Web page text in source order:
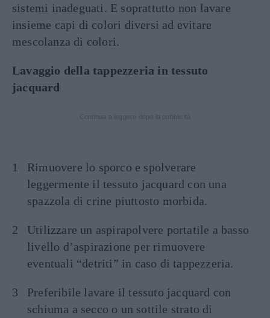
sistemi inadeguati. E soprattutto non lavare
insieme capi di colori diversi ad evitare
mescolanza di colori.
Lavaggio della tappezzeria in tessuto
jacquard
Rimuovere lo sporco e spolverare
leggermente il tessuto jacquard con una
spazzola di crine piuttosto morbida.
Utilizzare un aspirapolvere portatile a basso
livello d’aspirazione per rimuovere
eventuali “detriti” in caso di tappezzeria.
Preferibile lavare il tessuto jacquard con
schiuma a secco o un sottile strato di